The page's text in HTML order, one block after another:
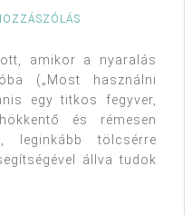
amikor a nyaralás
(„Most használni
egy titkos fegyver,
és rémesen
leginkább tölcsérre
állva tudok